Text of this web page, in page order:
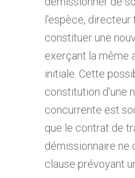
l'espèce, directeur
constituer une
exerçant la même
initiale. Cette
constitution d'une
concurrente est
que le contrat de
démissionnaire ne
clause prévoyant